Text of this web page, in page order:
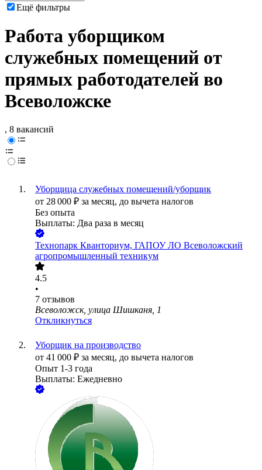
Ещё фильтры
Работа уборщиком
служебных помещений от
прямых работодателей во
Всеволожске
, 8 вакансий
Уборщица служебных помещений/уборщик
от 28 000 ₽ за месяц, до вычета налогов
Без опыта
Выплаты: Два раза в месяц
Технопарк Кванториум, ГАПОУ ЛО Всеволожский
агропромышленный техникум
4.5
•
7 отзывов
Всеволожск, улица Шишканя, 1
Откликнуться
Уборщик на производство
от 41 000 ₽ за месяц, до вычета налогов
Опыт 1-3 года
Выплаты: Ежедневно